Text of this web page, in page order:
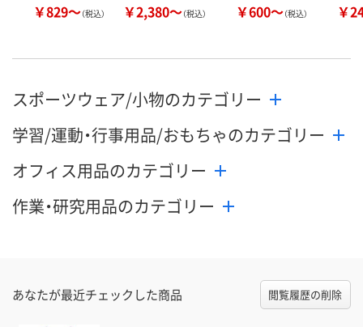
￥829～（税込） ￥2,380～（税込） ￥600～（税込） ￥
スポーツウェア/小物のカテゴリー
学習/運動・行事用品/おもちゃのカテゴリー
オフィス用品のカテゴリー
作業・研究用品のカテゴリー
あなたが最近チェックした商品 閲覧履歴の削除